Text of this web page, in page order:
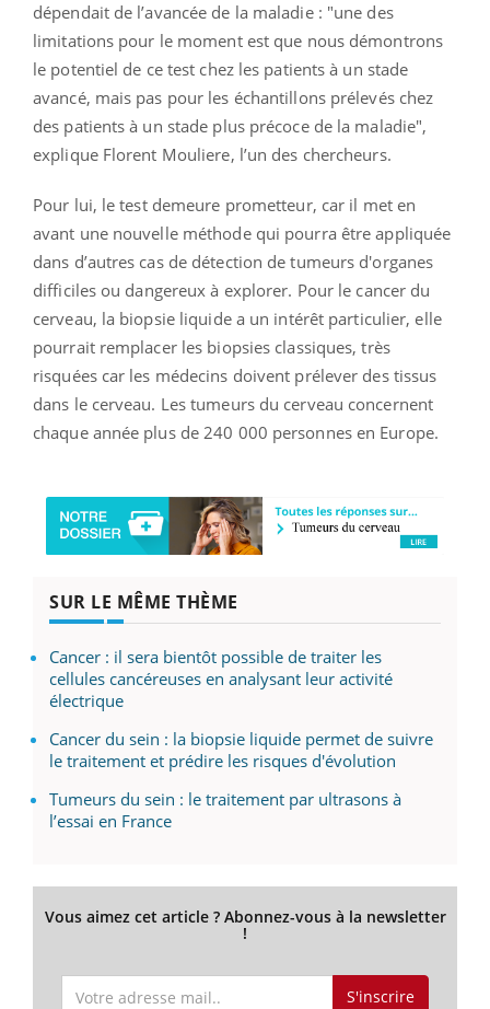
dépendait de l’avancée de la maladie : "une des
limitations pour le moment est que nous démontrons
le potentiel de ce test chez les patients à un stade
avancé, mais pas pour les échantillons prélevés chez
des patients à un stade plus précoce de la maladie",
explique Florent Mouliere, l’un des chercheurs.
Pour lui, le test demeure prometteur, car il met en
avant une nouvelle méthode qui pourra être appliquée
dans d’autres cas de détection de tumeurs d'organes
difficiles ou dangereux à explorer. Pour le cancer du
cerveau, la biopsie liquide a un intérêt particulier, elle
pourrait remplacer les biopsies classiques, très
risquées car les médecins doivent prélever des tissus
dans le cerveau. Les tumeurs du cerveau concernent
chaque année plus de 240 000 personnes en Europe.
SUR LE MÊME THÈME
Cancer : il sera bientôt possible de traiter les
cellules cancéreuses en analysant leur activité
électrique
Cancer du sein : la biopsie liquide permet de suivre
le traitement et prédire les risques d'évolution
Tumeurs du sein : le traitement par ultrasons à
l’essai en France
Vous aimez cet article ? Abonnez-vous à la newsletter
!
S'inscrire